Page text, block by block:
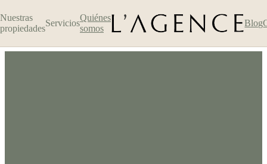
Nuestras
propiedades
Servicios
Quiénes
somos
Blog